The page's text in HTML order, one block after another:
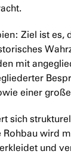
Ziel ist es,
mit
einer
sich
wird
und